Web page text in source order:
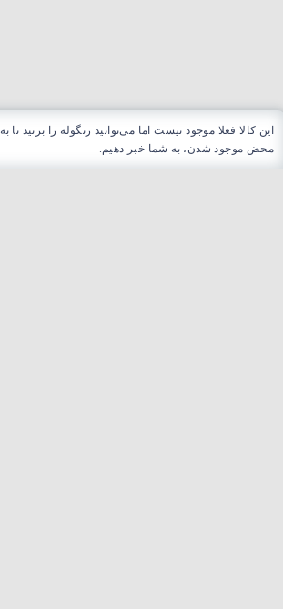
این کالا فعلا موجود نیست اما می‌توانید زنگوله را بزنید تا به
محض موجود شدن، به شما خبر دهیم.